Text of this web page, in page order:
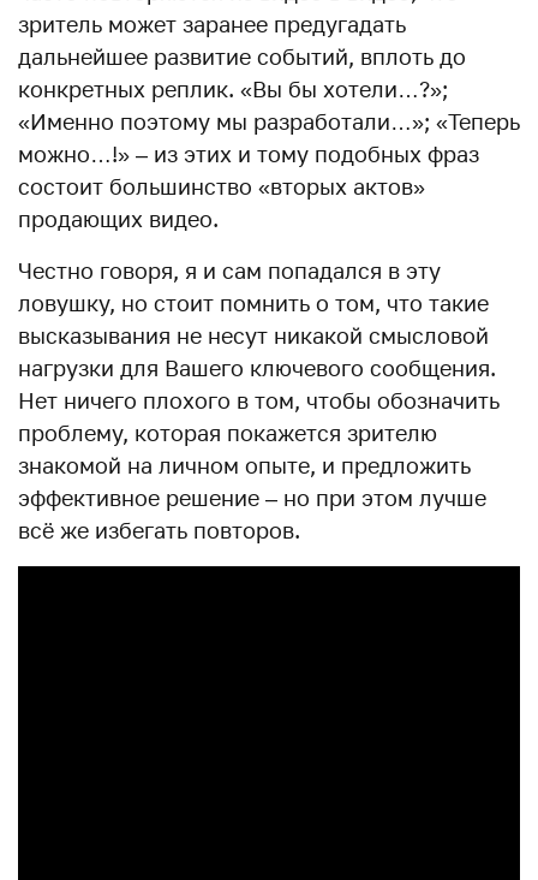
зритель может заранее предугадать
дальнейшее развитие событий, вплоть до
конкретных реплик. «Вы бы хотели…?»;
«Именно поэтому мы разработали…»; «Теперь
можно…!» – из этих и тому подобных фраз
состоит большинство «вторых актов»
продающих видео.
Честно говоря, я и сам попадался в эту
ловушку, но стоит помнить о том, что такие
высказывания не несут никакой смысловой
нагрузки для Вашего ключевого сообщения.
Нет ничего плохого в том, чтобы обозначить
проблему, которая покажется зрителю
знакомой на личном опыте, и предложить
эффективное решение – но при этом лучше
всё же избегать повторов.